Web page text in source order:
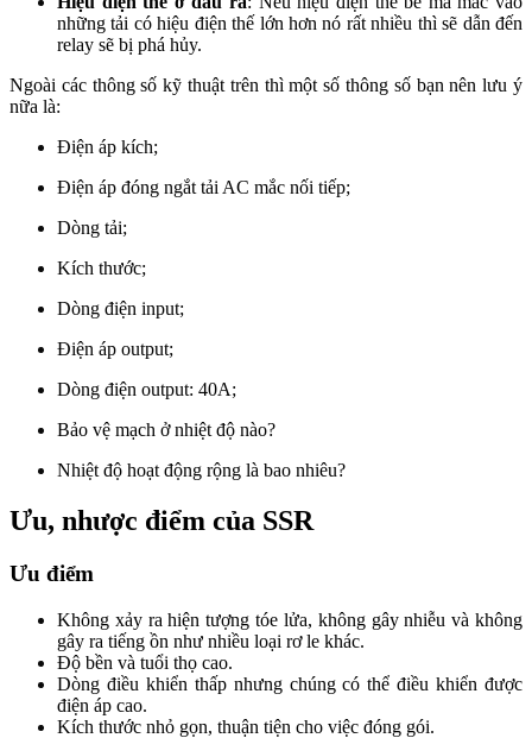
những tải có hiệu điện thế lớn hơn nó rất nhiều thì sẽ dẫn đến
relay sẽ bị phá hủy.
Ngoài các thông số kỹ thuật trên thì một số thông số bạn nên lưu ý
nữa là:
Điện áp kích;
Điện áp đóng ngắt tải AC mắc nối tiếp;
Dòng tải;
Kích thước;
Dòng điện input;
Điện áp output;
Dòng điện output: 40A;
Bảo vệ mạch ở nhiệt độ nào?
Nhiệt độ hoạt động rộng là bao nhiêu?
Ưu, nhược điểm của SSR
Ưu điểm
Không xảy ra hiện tượng tóe lửa, không gây nhiễu và không
gây ra tiếng ồn như nhiều loại rơ le khác.
Độ bền và tuổi thọ cao.
Dòng điều khiển thấp nhưng chúng có thể điều khiển được
điện áp cao.
Kích thước nhỏ gọn, thuận tiện cho việc đóng gói.